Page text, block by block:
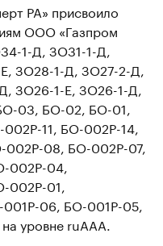
РА» присвоило
ООО «Газпром
1-Д, ЗО31-1-Д,
ЗО28-1-Д, ЗО27-2-Д,
ЗО26-1-Е, ЗО26-1-Д,
03, БО-02, БО-01,
11, БО-002Р-14,
08, БО-002Р-07,
002Р-04,
002Р-01,
06, БО-001Р-05,
уровне ruAAA.